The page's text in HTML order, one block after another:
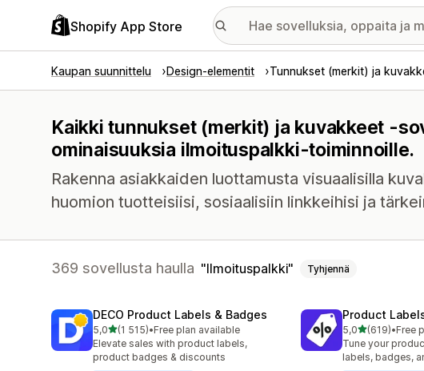
Shopify App Store
Kaupan suunnittelu Design-elementit Tunnukset (merkit) ja
Kaikki tunnukset (merkit) ja kuvakkeet -
ominaisuuksia ilmoituspalkki-toiminnoille.
Rakenna asiakkaiden luottamusta visuaalisilla
huomion tuotteisiisi, sosiaalisiin linkkeihisi ja
369 sovellusta haulla Ilmoituspalkki Tyhjennä
DECO Product Labels & Badges
5,0/ 5 tähteä
(1 515)
1515 arvostelua yhteensä
•Free plan available
Elevate sales with product labels,
product badges & discounts
Product
5,0/ 5 tähteä
(619)
619 arvostelua
•Free
Tune your
labels, badges,